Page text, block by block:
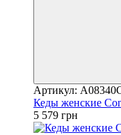
Артикул:
Кеды женские
5 579 грн